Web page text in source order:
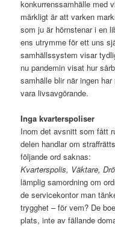
konkurrenssamhälle med
märkligt är att varken
som ju är hörnstenar i en
ens utrymme för ett uns
samhällssystem visar
nu pandemin visat hur
samhälle blir när ingen
vara livsavgörande.
Inga kvarterspoliser
Inom det avsnitt som fått
delen handlar om
följande ord saknas:
Kvarterspolis, Väktare,
lämplig samordning om
de servicekontor man
trygghet – för vem? De
plats, inte av fällande